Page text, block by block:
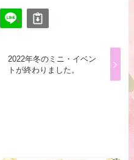
2022年冬のミニ・イベン
トが終わりました。